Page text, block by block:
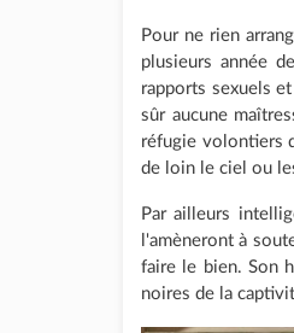
Pour ne rien
plusieurs année
rapports sexuels
sûr aucune
réfugie volontiers
de loin le ciel ou
Par ailleurs
l'amèneront à
faire le bien. Son
noires de la